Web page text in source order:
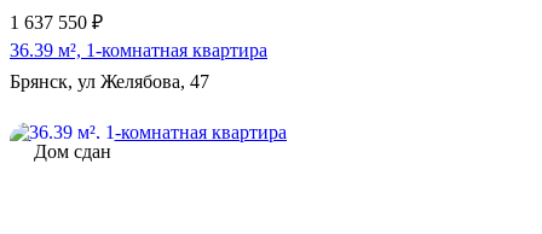
1 637 550 ₽
36.39 м², 1-комнатная квартира
Брянск, ул Желябова, 47
Дом сдан